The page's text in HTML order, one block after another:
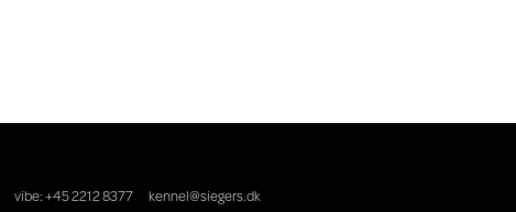
vibe: +45 2212 8377 kennel@siegers.dk